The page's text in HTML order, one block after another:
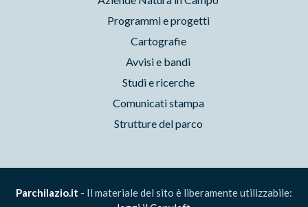
Programmi e progetti
Cartografie
Avvisi e bandi
Studi e ricerche
Comunicati stampa
Strutture del parco
Parchilazio.it - Il materiale del sito è liberamente utilizzabile: